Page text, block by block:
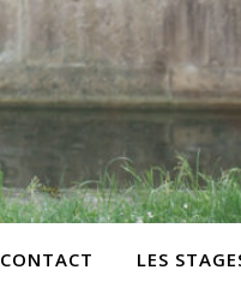
CONTACT LES